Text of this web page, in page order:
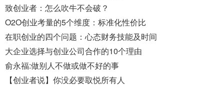
致创业者：怎么吹牛不会破？
O2O创业考量的5个维度：标准化性价比
在职创业的四个问题：心态财务技能及时间
大企业选择与创业公司合作的10个理由
俞永福:做别人不做或做不好的事
【创业者说】你没必要取悦所有人